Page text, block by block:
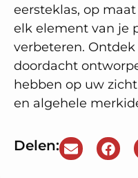
eersteklas, op
elk element van je
verbeteren.
doordacht
hebben op uw
en algehele
Delen: